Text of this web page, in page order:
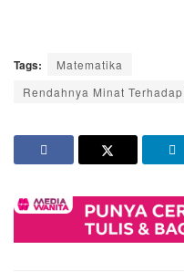
Tags:
Matematika
Rendahnya Minat